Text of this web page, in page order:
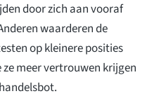
door zich aan vooraf
waarderen de
op kleinere posities
meer vertrouwen krijgen